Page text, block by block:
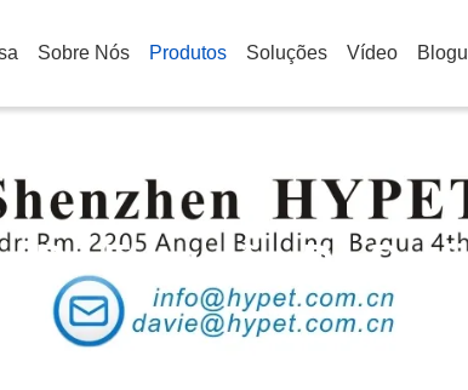
Sobre Nós Produtos Soluções Vídeo
De Extrusão De